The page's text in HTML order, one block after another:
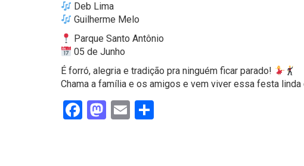
Deb Lima
Guilherme Melo
Parque Santo Antônio
05 de Junho
É forró, alegria e tradição pra ninguém ficar parado!
Chama a família e os amigos e vem viver essa festa linda
Facebook
Mastodon
Email